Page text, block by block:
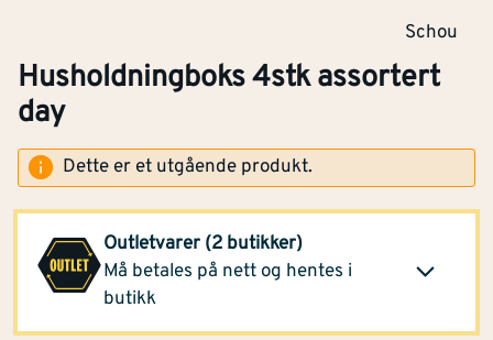
Schou
Husholdningboks 4stk assortert
day
Dette er et utgående produkt.
Outletvarer (2 butikker)
Må betales på nett og hentes i
butikk
Montér Brumunddal
(2 stk)
Opprinnelig pris 62,90
Montér Stord(1 stk)
Opprinnelig pris 62,90 Klikk og hent